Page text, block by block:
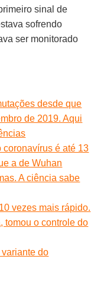
sinal de
sofrendo
ser monitorado
desde que
de 2019. Aqui
coronavírus é até 13
a de Wuhan
A ciência sabe
vezes mais rápido.
tomou o controle do
do